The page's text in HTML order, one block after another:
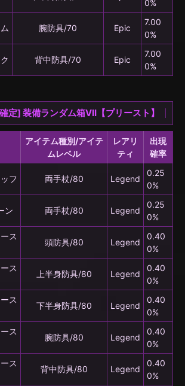
0%
腕防具/70 Epic
7.00
0%
背中防具/70 Epic
7.00
0%
定] 装備ランダム箱VII【プリースト】
アイテム種別/アイテ
ムレベル
レアリ
ティ
出現
確率
フ 両手杖/80 Legend
0.25
0%
ン 両手杖/80 Legend
0.25
0%
ス
頭防具/80 Legend
0.40
0%
ス
上半身防具/80 Legend
0.40
0%
ス
下半身防具/80 Legend
0.40
0%
ス
腕防具/80 Legend
0.40
0%
ス
背中防具/80 Legend
0.40
0%